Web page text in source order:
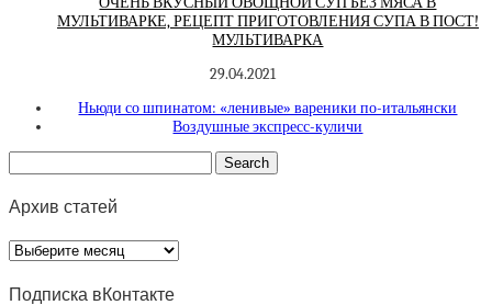
МУЛЬТИВАРКЕ, РЕЦЕПТ ПРИГОТОВЛЕНИЯ СУПА В ПОСТ!
МУЛЬТИВАРКА
29.04.2021
Ньюди со шпинатом: «ленивые» вареники по-итальянски
Воздушные экспресс-куличи
Архив статей
Архив
статей
Подписка вКонтакте